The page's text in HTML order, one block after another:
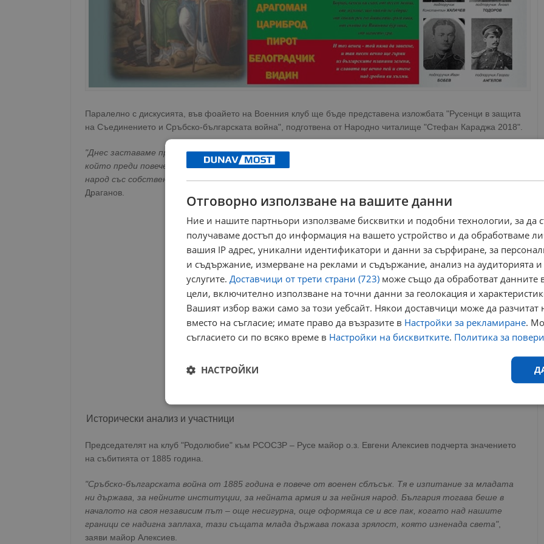
Паралелно с дискусията, във фоайето на Военния клуб ще бъде представена изложбата "Русенци в защита
на Съединението и Сръбско-българската война", подготвена от Народно читалище "Стефан Караджа 2018".
"Днес заставаме пред историята не като свидетели, а като наследници. Наследници на един подвиг,
който преди повече от век не просто защити границите на България, а утвърди правото ни да бъдем
народ със собствен път, собствен глас и собствена съдба", коментира областният управител Драгомир
Драганов.
РЕКЛАМА
Исторически анализ и участници
Председателят на клуб "Родолюбие" към РСОСЗР – Русе майор о.з. Евгени Алексиев подчерта значението
на събитията от 1885 година.
"Сръбско-българската война от 1885 година е повече от военен сблъсък. Тя е изпитание за младата
ни държава, за нейните институции, за нейната армия и за нейния народ. България тогава беше в
началото на своя независим път – още несигурна, още оформяща се и все пак, когато над нашите
граници се надигна заплаха, тази същата млада държава показа зрялост, която изненада света",
заяви майор Алексиев.
Отговорно използване на вашите данни
Ние и нашите партньори използваме бисквитки и подобни технологии, за да
получаваме достъп до информация на вашето устройство и да обработваме
вашия IP адрес, уникални идентификатори и данни за сърфиране, за
и съдържание, измерване на реклами и съдържание, анализ на аудиторията
услугите. Доставчици от трети страни (723) може също да обработват данните
цели, включително използване на точни данни за геолокация и
Вашият избор важи само за този уебсайт. Някои доставчици може да разчитат
вместо на съгласие; имате право да възразите в Настройки за рекламиране.
съгласието си по всяко време в Настройки на бисквитките. Политика за
НАСТРОЙКИ
Строго
необходимо
Ефективност Таргетиране Функционалност
Строго необходимо Ефективност Таргетиране Функционалност
Строго необходимите бисквитки позволяват основната функционалност на уебсайта, като потребителско